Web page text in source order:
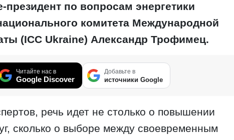
президент по вопросам энергетики
комитета Международной
(ICC Ukraine) Александр Трофимец.
Читайте нас в
Google Discover
Добавьте в
источники Google
речь идет не столько о повышении
сколько о выборе между своевременным